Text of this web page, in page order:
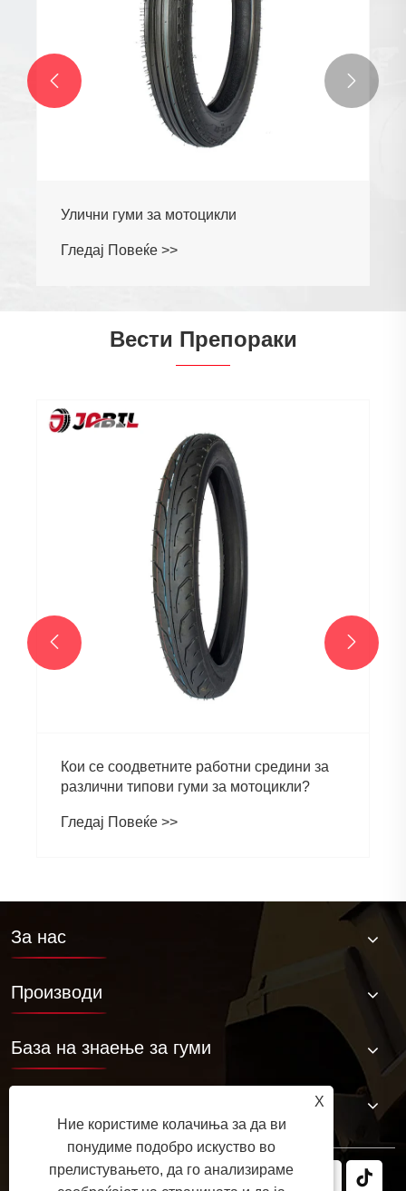
Улични гуми за мотоцикли
Гледај Повеќе >>
 
Вести Препораки
Кои се соодветните работни средини за
различни типови гуми за мотоцикли?
Гледај Повеќе >>
 
За нас
Производи
База на знаење за гуми
X
Ние користиме колачиња за да ви
понудиме подобро искуство во
прелистувањето, да го анализираме